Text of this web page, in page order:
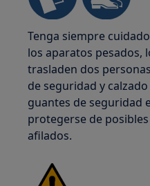
Tenga siempre
los aparatos pesados,
trasladen dos
de seguridad y
guantes de seguridad
protegerse de
afilados.